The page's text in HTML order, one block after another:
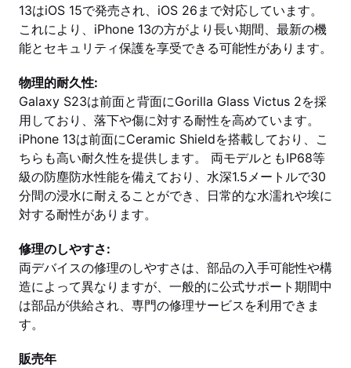
13はiOS 15で発売され、iOS 26まで対応しています。
これにより、iPhone 13の方がより長い期間、最新の機
能とセキュリティ保護を享受できる可能性があります。
物理的耐久性:
Galaxy S23は前面と背面にGorilla Glass Victus 2を採
用しており、落下や傷に対する耐性を高めています。
iPhone 13は前面にCeramic Shieldを搭載しており、こ
ちらも高い耐久性を提供します。 両モデルともIP68等
級の防塵防水性能を備えており、水深1.5メートルで30
分間の浸水に耐えることができ、日常的な水濡れや埃に
対する耐性があります。
修理のしやすさ:
両デバイスの修理のしやすさは、部品の入手可能性や構
造によって異なりますが、一般的に公式サポート期間中
は部品が供給され、専門の修理サービスを利用できま
す。
販売年